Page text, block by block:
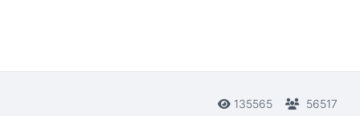
135565 56517